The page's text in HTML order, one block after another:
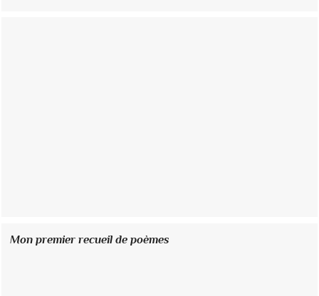
Mon premier recueil de poèmes